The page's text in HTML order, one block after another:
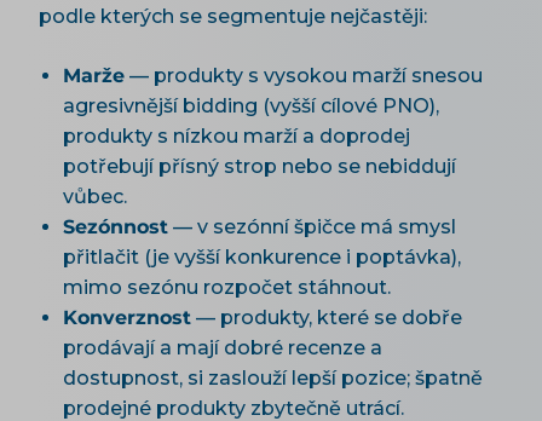
podle kterých se segmentuje nejčastěji:
Marže — produkty s vysokou marží snesou
agresivnější bidding (vyšší cílové PNO),
produkty s nízkou marží a doprodej
potřebují přísný strop nebo se nebiddují
vůbec.
Sezónnost — v sezónní špičce má smysl
přitlačit (je vyšší konkurence i poptávka),
mimo sezónu rozpočet stáhnout.
Konverznost — produkty, které se dobře
prodávají a mají dobré recenze a
dostupnost, si zaslouží lepší pozice; špatně
prodejné produkty zbytečně utrácí.